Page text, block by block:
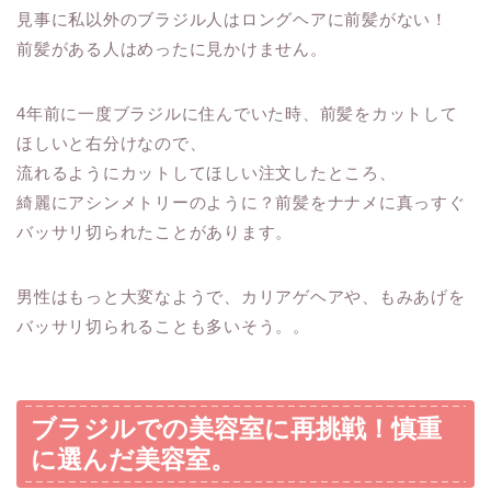
見事に私以外のブラジル人はロングヘアに前髪がない！
前髪がある人はめったに見かけません。
4年前に一度ブラジルに住んでいた時、前髪をカットして
ほしいと右分けなので、
流れるようにカットしてほしい注文したところ、
綺麗にアシンメトリーのように？前髪をナナメに真っすぐ
バッサリ切られたことがあります。
男性はもっと大変なようで、カリアゲヘアや、もみあげを
バッサリ切られることも多いそう。。
ブラジルでの美容室に再挑戦！慎重
に選んだ美容室。